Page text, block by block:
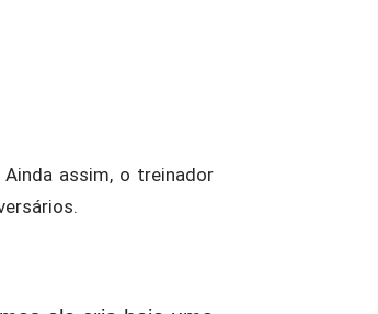
assim, o treinador